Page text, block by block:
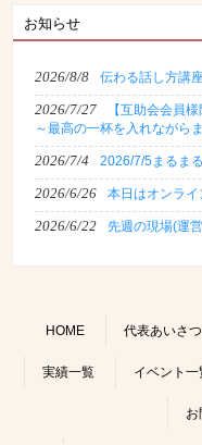
お知らせ
2026/8/8 伝わる話し方講座
2026/7/27
【互助会会員
～最高の一杯を入れながら
2026/7/4 2026/7/5まるま
2026/6/26 本日はオンライ
2026/6/22 先週の現場(運営
HOME 代表あいさ
実績一覧 イベント一